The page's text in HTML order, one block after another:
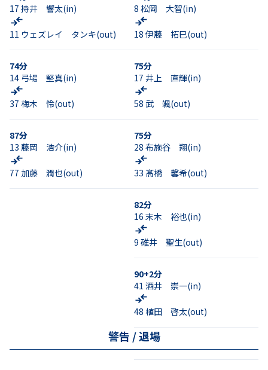
17 持井 響太(in)
11 ウェズレイ タンキ(out)
74分
14 弓場 堅真(in)
37 梅木 怜(out)
87分
13 藤岡 浩介(in)
77 加藤 潤也(out)
8 松岡 大智(in)
18 伊藤 拓巳(out)
75分
17 井上 直輝(in)
58 武 颯(out)
75分
28 布施谷 翔(in)
33 髙橋 馨希(out)
82分
16 末木 裕也(in)
9 碓井 聖生(out)
90+2分
41 酒井 崇一(in)
48 植田 啓太(out)
警告 / 退場